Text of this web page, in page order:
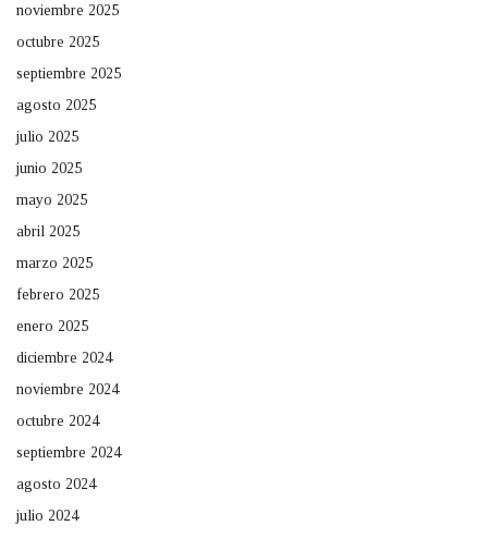
noviembre 2025
octubre 2025
septiembre 2025
agosto 2025
julio 2025
junio 2025
mayo 2025
abril 2025
marzo 2025
febrero 2025
enero 2025
diciembre 2024
noviembre 2024
octubre 2024
septiembre 2024
agosto 2024
julio 2024